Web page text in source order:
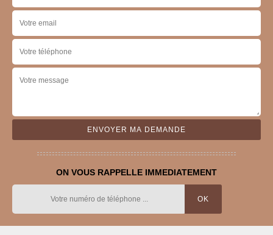
ON VOUS RAPPELLE IMMEDIATEMENT